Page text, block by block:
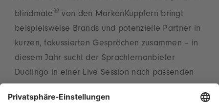
blindmate ® von den MarkenKupplern bringt
beispielsweise Brands und potenzielle Partner in
kurzen, fokussierten Gesprächen zusammen – in
diesem Jahr sucht der Sprachlernanbieter
Duolingo in einer Live Session nach passenden